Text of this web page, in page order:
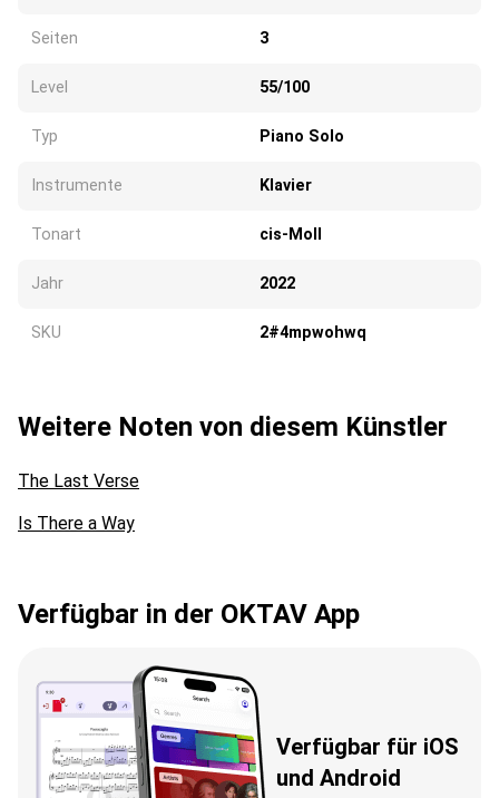
Seiten 3
Level 55/100
Typ Piano Solo
Instrumente Klavier
Tonart cis-Moll
Jahr 2022
SKU 2#4mpwohwq
Weitere Noten von diesem Künstler
The Last Verse
Is There a Way
Verfügbar in der OKTAV App
Verfügbar für iOS
und Android